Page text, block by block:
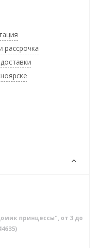
рассрочка
принцессы", от 3 до